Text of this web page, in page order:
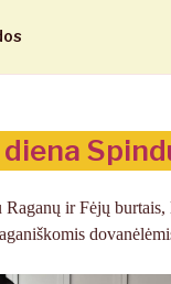
diena
ir Fėjų